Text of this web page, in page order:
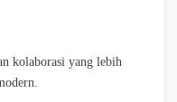
kolaborasi yang lebih